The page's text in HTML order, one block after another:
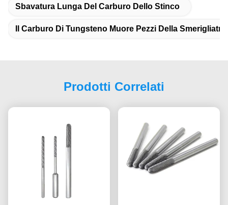
Sbavatura Lunga Del Carburo Dello Stinco
Il Carburo Di Tungsteno Muore Pezzi Della
Prodotti Correlati